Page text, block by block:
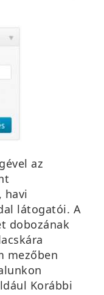
az
havi
látogatói. A
dobozának
kára
mezőben
Korábbi